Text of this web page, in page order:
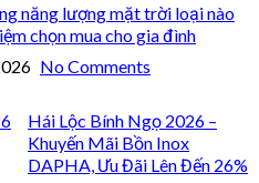
năng lượng mặt trời loại nào
chọn mua cho gia đình
No Comments
Hái Lộc Bính Ngọ 2026 –
Khuyến Mãi Bồn Inox
DAPHA, Ưu Đãi Lên Đến 26%